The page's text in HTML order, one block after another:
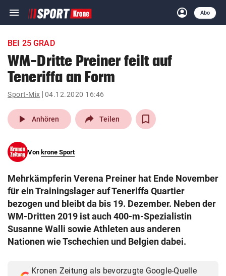
menu Navigation
ein-/ausklappen
account_circle
Anmelden
Abo
close Schließen
account_circle Anmelden
pin_drop
Wien arrow_right
search
eingeben
Muthgasse 2, 1190 Wien
BEI 25 GRAD
WM-Dritte Preiner feilt auf
Teneriffa an Form
Sport-Mix 04.12.2020 16:46
play_arrow Anhören Teilen
Von krone Sport
Mehrkämpferin Verena Preiner hat Ende November
für ein Trainingslager auf Teneriffa Quartier
bezogen und bleibt da bis 19. Dezember. Neben der
WM-Dritten 2019 ist auch 400-m-Spezialistin
Susanne Walli sowie Athleten aus anderen
Nationen wie Tschechien und Belgien dabei.
Kronen Zeitung als bevorzugte Google-Quelle